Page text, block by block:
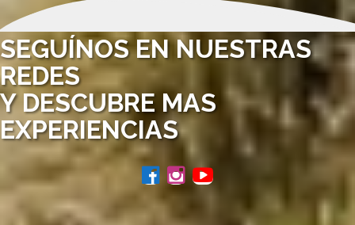
SEGUÍNOS EN NUESTRAS
REDES
Y DESCUBRE MAS
EXPERIENCIAS